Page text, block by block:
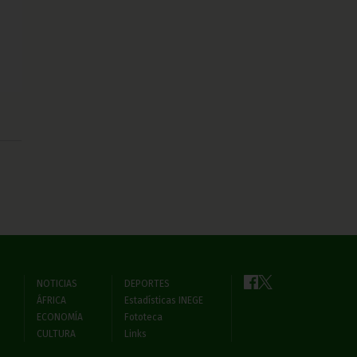
NOTICIAS
ÁFRICA
ECONOMÍA
CULTURA
DEPORTES
Estadísticas INEGE
Fototeca
Links